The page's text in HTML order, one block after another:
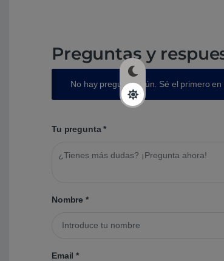
Preguntas y
No hay preguntas aún. Sé el primero
Tu pregunta*
Nombre*
Email*